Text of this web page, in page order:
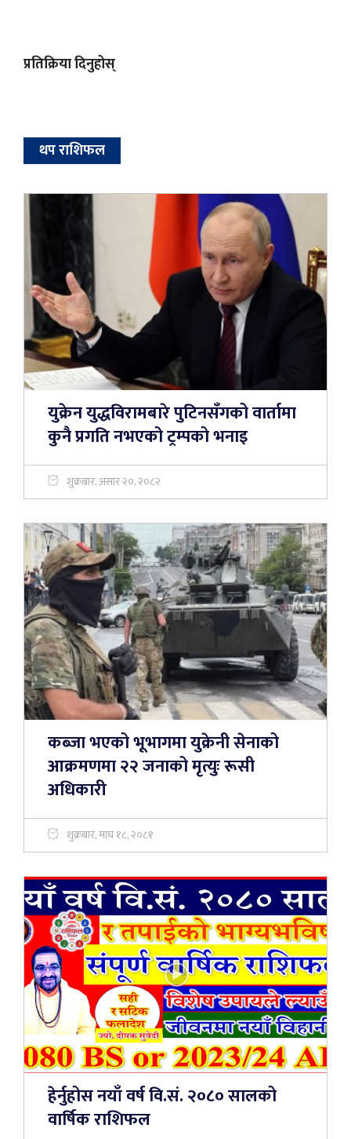
प्रतिक्रिया दिनुहोस्
थप राशिफल
युक्रेन युद्धविरामबारे पुटिनसँगको वार्तामा
कुनै प्रगति नभएको ट्रम्पको भनाइ
शुक्रबार, असार २०, २०८२
कब्जा भएको भूभागमा युक्रेनी सेनाको
आक्रमणमा २२ जनाको मृत्युः रूसी
अधिकारी
शुक्रबार, माघ १८, २०८१
हेर्नुहोस नयाँ वर्ष वि.सं. २०८० सालको
वार्षिक राशिफल